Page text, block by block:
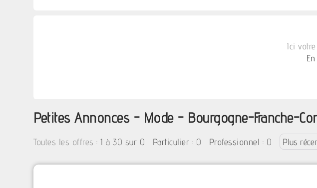
Ici
Petites Annonces - Mode - Bourgogne-Franche-
Toutes les offres :1 à 30 sur 0 Particulier : 0 Professionnel : 0